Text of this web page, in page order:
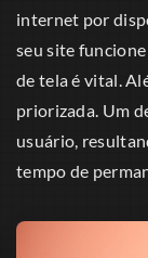
internet por
seu site
de tela é vital.
priorizada. Um
usuário,
tempo de